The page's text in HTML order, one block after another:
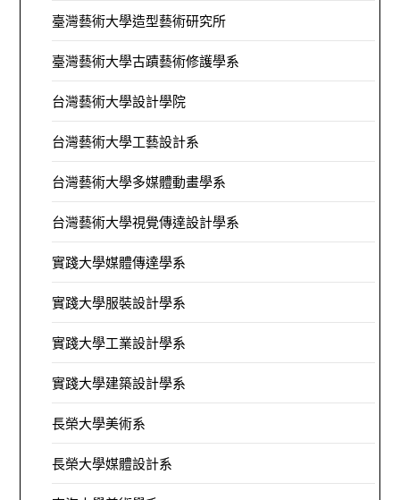
臺灣藝術大學造型藝術研究所
臺灣藝術大學古蹟藝術修護學系
台灣藝術大學設計學院
台灣藝術大學工藝設計系
台灣藝術大學多媒體動畫學系
台灣藝術大學視覺傳達設計學系
實踐大學媒體傳達學系
實踐大學服裝設計學系
實踐大學工業設計學系
實踐大學建築設計學系
長榮大學美術系
長榮大學媒體設計系